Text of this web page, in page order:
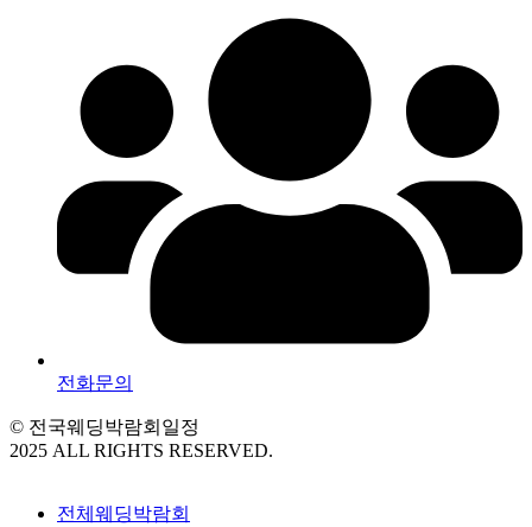
전화문의
© 전국웨딩박람회일정
2025 ALL RIGHTS RESERVED.
전체웨딩박람회